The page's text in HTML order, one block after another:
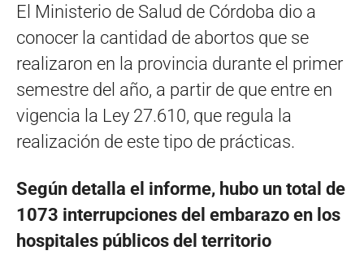
El Ministerio de Salud de Córdoba dio a
conocer la cantidad de abortos que se
realizaron en la provincia durante el primer
semestre del año, a partir de que entre en
vigencia la Ley 27.610, que regula la
realización de este tipo de prácticas.
Según detalla el informe, hubo un total de
1073 interrupciones del embarazo en los
hospitales públicos del territorio